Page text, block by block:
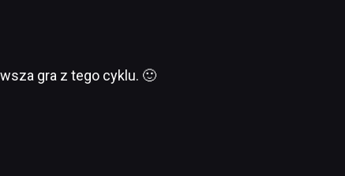
gra z tego cyklu. 🙂